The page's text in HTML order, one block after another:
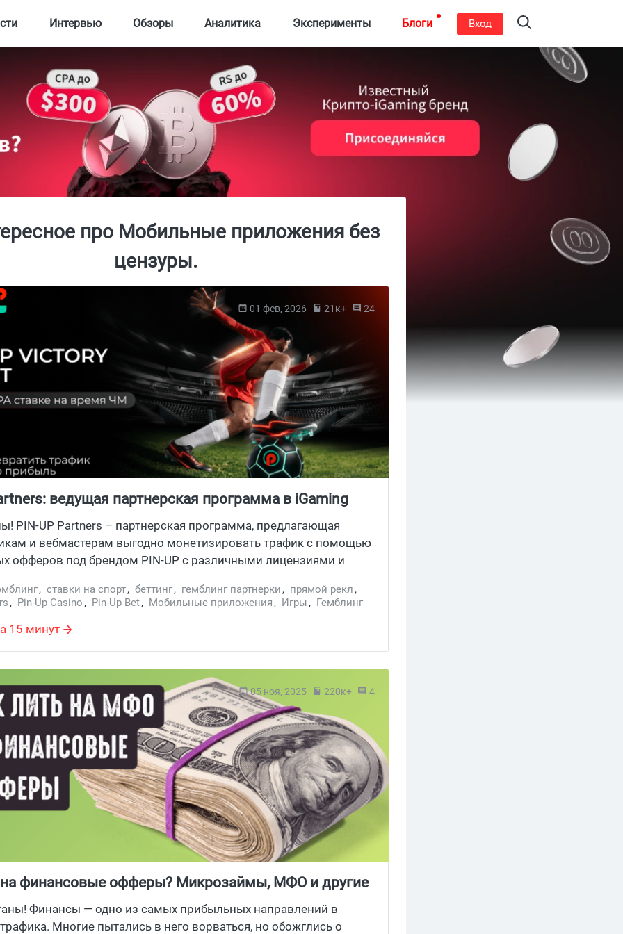
Интервью Обзоры Аналитика Эксперименты Блоги Вход
про Мобильные приложения без
цензуры.
01 фев, 2026 21к+ 24
ведущая партнерская программа в iGaming
PIN-UP Partners – партнерская программа, предлагающая
и вебмастерам выгодно монетизировать трафик с помощью
офферов под брендом PIN-UP с различными лицензиями и
PIN-UP Partners принимает трафик из ряда стран Южной и
а также стран СНГ и Бангладеша.
, ставки на спорт, беттинг, гемблинг партнерки, прямой рекл,
, Pin-Up Casino, Pin-Up Bet, Мобильные приложения, Игры, Гемблинг
15 минут
05 ноя, 2025 220к+ 4
на финансовые офферы? Микрозаймы, МФО и другие
офферов, полный разбор
Финансы — одно из самых прибыльных направлений в
Многие пытались в него ворваться, но обожглись о